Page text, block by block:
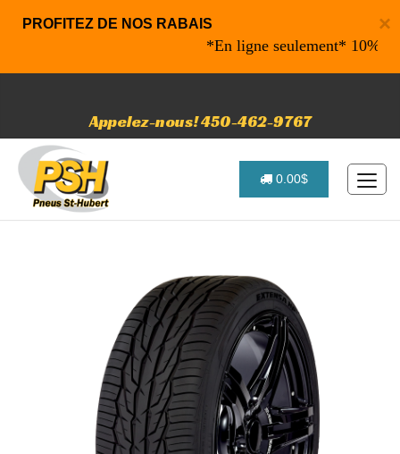
×
PROFITEZ DE NOS RABAIS
*En ligne seulement* 10% de
Appelez-nous! 450-462-9767
0.00$